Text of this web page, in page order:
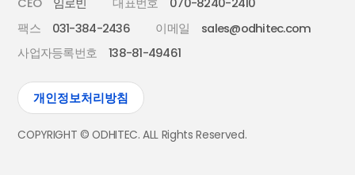
팩스
031-384-2436 이메일
sales@odhitec.com
사업자등록번호
138-81-49461
개인정보처리방침
COPYRIGHT © ODHITEC. ALL Rights Reserved.